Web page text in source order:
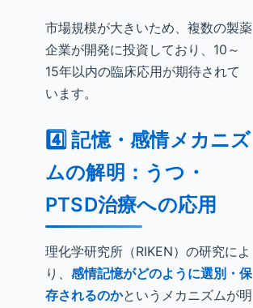
市場規模が大きいため、複数の製薬
企業が開発に投資しており、10～
15年以内の臨床応用が期待されて
います。
4️⃣ 記憶・感情メカニズ
ムの解明：うつ・
PTSD治療への応用
理化学研究所（RIKEN）の研究によ
り、 感情記憶がどのように選別・保
存されるのかというメカニズムが明